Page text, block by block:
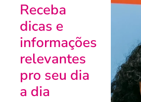
Receba
dicas e
informações
relevantes
pro seu dia
a dia